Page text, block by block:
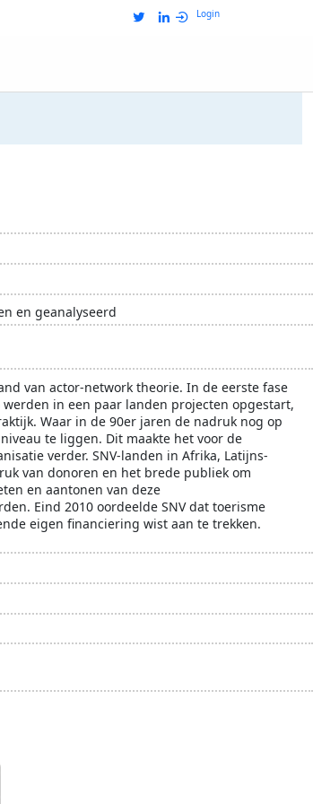
Login
en geanalyseerd
van actor-network theorie. In de eerste fase
in een paar landen projecten opgestart,
Waar in de 90er jaren de nadruk nog op
te liggen. Dit maakte het voor de
verder. SNV-landen in Afrika, Latijns-
van donoren en het brede publiek om
en aantonen van deze
Eind 2010 oordeelde SNV dat toerisme
eigen financiering wist aan te trekken.